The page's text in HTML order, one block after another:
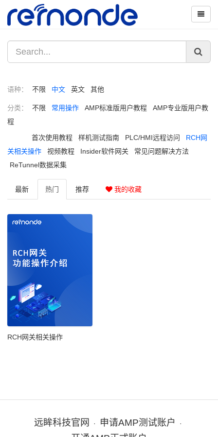
语种： 不限 中文 英文 其他
分类： 不限 常用操作 AMP标准版用户教程
AMP专业版用户教
程
首次使用教程 样机测试指南 PLC/HMI远程访问
RCH网
关相关操作
视频教程 Insider软件网关
常见问题解决方法
ReTunnel数据采集
最新 热门 推荐 我的收藏
RCH网关相关操作
远眸科技官网 · 申请AMP测试账户 ·